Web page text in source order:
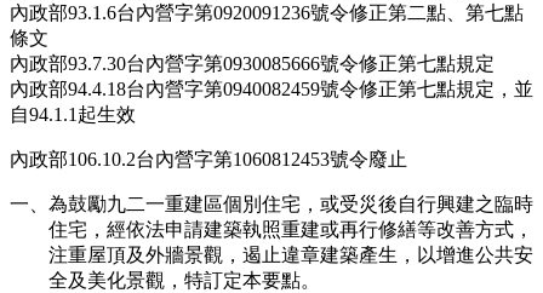
內政部93.1.6台內營字第0920091236號令修正第二點、第七點
條文
內政部93.7.30台內營字第0930085666號令修正第七點規定
內政部94.4.18台內營字第0940082459號令修正第七點規定，並
自94.1.1起生效
內政部106.10.2台內營字第1060812453號令廢止
一、為鼓勵九二一重建區個別住宅，或受災後自行興建之臨時
住宅，經依法申請建築執照重建或再行修繕等改善方式，
注重屋頂及外牆景觀，遏止違章建築產生，以增進公共安
全及美化景觀，特訂定本要點。